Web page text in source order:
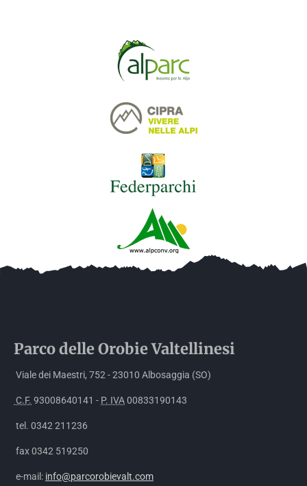
Parco delleOrobieValtellinesi
Viale dei Maestri, 752 - 23010 Albosaggia (SO)
C.F. 93008640141 - P. IVA00833190143
tel. 0342 211236
fax 0342 519250
e-mail: info@parcorobievalt.com